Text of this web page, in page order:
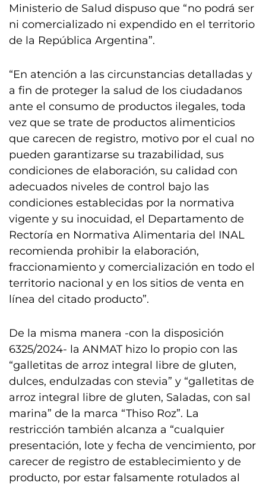
Ministerio de Salud dispuso que “no podrá ser
ni comercializado ni expendido en el territorio
de la República Argentina”.
“En atención a las circunstancias detalladas y
a fin de proteger la salud de los ciudadanos
ante el consumo de productos ilegales, toda
vez que se trate de productos alimenticios
que carecen de registro, motivo por el cual no
pueden garantizarse su trazabilidad, sus
condiciones de elaboración, su calidad con
adecuados niveles de control bajo las
condiciones establecidas por la normativa
vigente y su inocuidad, el Departamento de
Rectoría en Normativa Alimentaria del INAL
recomienda prohibir la elaboración,
fraccionamiento y comercialización en todo el
territorio nacional y en los sitios de venta en
línea del citado producto”.
De la misma manera -con la disposición
6325/2024- la ANMAT hizo lo propio con las
“galletitas de arroz integral libre de gluten,
dulces, endulzadas con stevia” y “galletitas de
arroz integral libre de gluten, Saladas, con sal
marina” de la marca “Thiso Roz”. La
restricción también alcanza a “cualquier
presentación, lote y fecha de vencimiento, por
carecer de registro de establecimiento y de
producto, por estar falsamente rotulados al